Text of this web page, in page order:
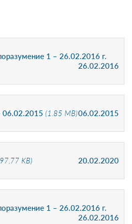
1 – 26.02.2016 г.
26.02.2016
06.02.2015 (1.85 MB)06.02.2015
KB) 20.02.2020
1 – 26.02.2016 г.
26.02.2016